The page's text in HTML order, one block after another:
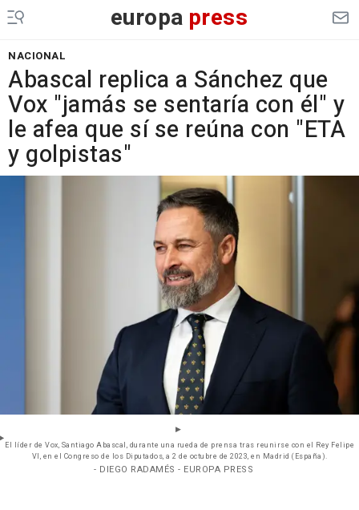
europa press
NACIONAL
Abascal replica a Sánchez que
Vox "jamás se sentaría con él" y
le afea que sí se reúna con "ETA
y golpistas"
El líder de Vox, Santiago Abascal, durante una rueda de prensa tras reunirse con el Rey Felipe
VI, en el Congreso de los Diputados, a 2 de octubre de 2023, en Madrid (España).
- DIEGO RADAMÉS - EUROPA PRESS